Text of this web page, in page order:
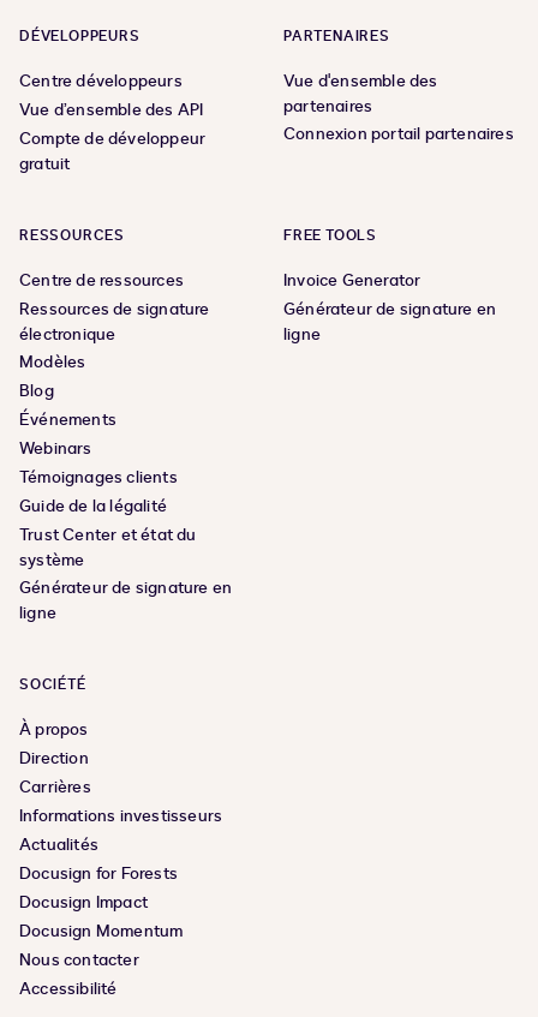
DÉVELOPPEURS
Centre développeurs
Vue d’ensemble des API
Compte de développeur
gratuit
PARTENAIRES
Vue d'ensemble des
partenaires
Connexion portail partenaires
RESSOURCES
Centre de ressources
Ressources de signature
électronique
Modèles
Blog
Événements
Webinars
Témoignages clients
Guide de la légalité
Trust Center et état du
système
Générateur de signature en
ligne
FREE TOOLS
Invoice Generator
Générateur de signature en
ligne
SOCIÉTÉ
À propos
Direction
Carrières
Informations investisseurs
Actualités
Docusign for Forests
Docusign Impact
Docusign Momentum
Nous contacter
Accessibilité